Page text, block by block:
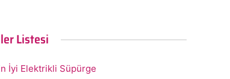
Listesi
İyi Elektrikli Süpürge